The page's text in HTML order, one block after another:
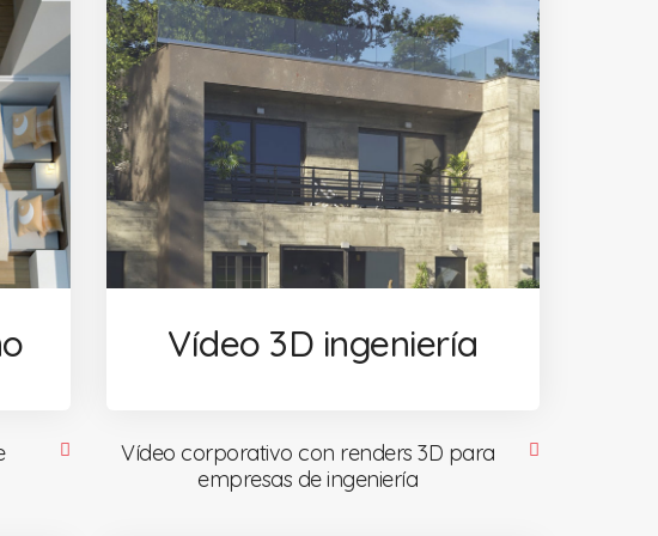
Vídeo 3D ingeniería
Vídeo corporativo con renders 3D para
empresas de ingeniería